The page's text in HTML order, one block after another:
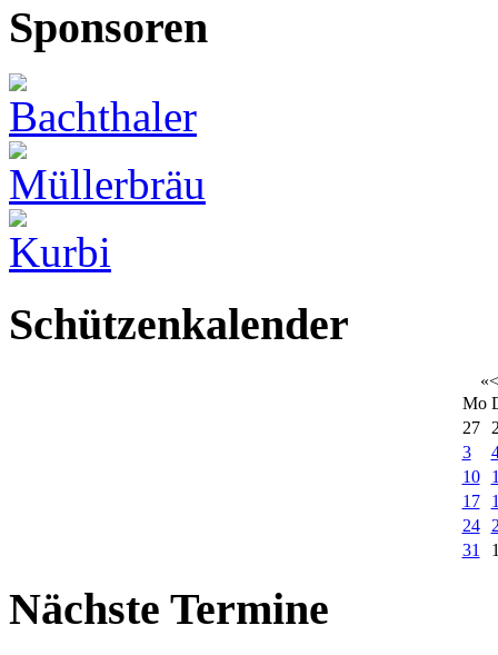
Sponsoren
Schützenkalender
«<
Mo
27
3
10
17
24
31
Nächste Termine